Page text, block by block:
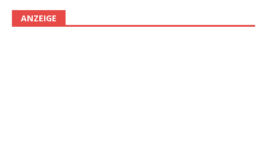
ANZEIGE